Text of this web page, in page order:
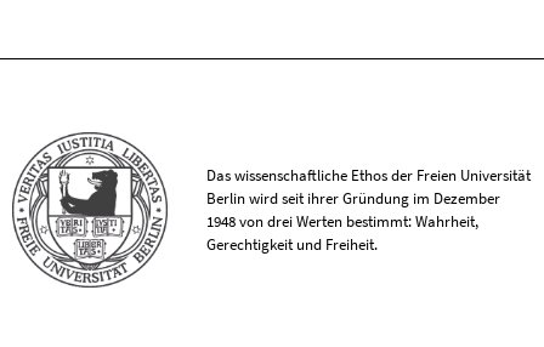
Das wissenschaftliche Ethos der Freien Universität
Berlin wird seit ihrer Gründung im Dezember
1948 von drei Werten bestimmt: Wahrheit,
Gerechtigkeit und Freiheit.